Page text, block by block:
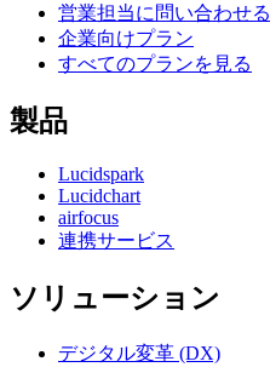
営業担当に問い合わせる
企業向けプラン
すべてのプランを見る
製品
Lucidspark
Lucidchart
airfocus
連携サービス
ソリューション
デジタル変革 (DX)